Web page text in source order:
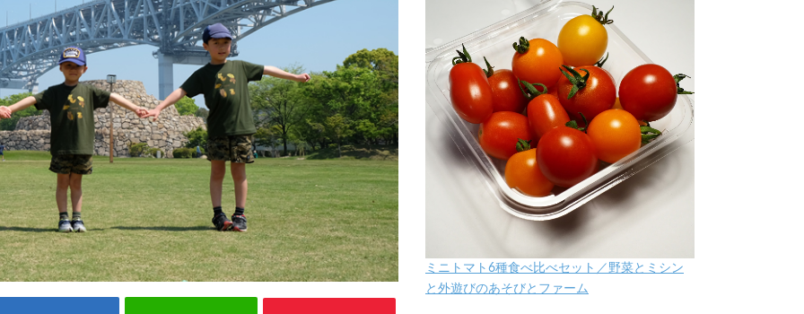
ミニトマト6種食べ比べセット／野菜とミシン
と外遊びのあそびとファーム